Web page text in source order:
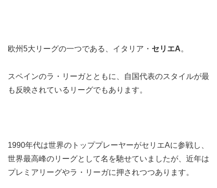
欧州5大リーグの一つである、イタリア・ セリエA。
スペインのラ・リーガとともに、自国代表のスタイルが最
も反映されているリーグでもあります。
1990年代は世界のトッププレーヤーがセリエAに参戦し、
世界最高峰のリーグとして名を馳せていましたが、近年は
プレミアリーグやラ・リーガに押されつつあります。